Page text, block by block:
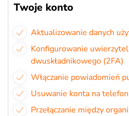
Twoje konto
Aktualizowanie danych
Konfigurowanie
dwuskładnikowego (2FA)
Włączanie powiadomień
Usuwanie konta na
Przełączanie między